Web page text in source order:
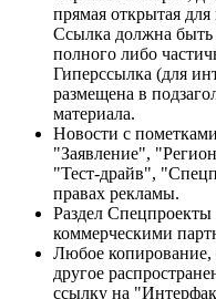
прямая открытая
Ссылка должна быть
полного либо
Гиперссылка (для
размещена в
материала.
Новости с
"Заявление",
"Тест-драйв",
правах рекламы.
Раздел Спецпроекты
коммерческими
Любое копирование,
другое
ссылку на